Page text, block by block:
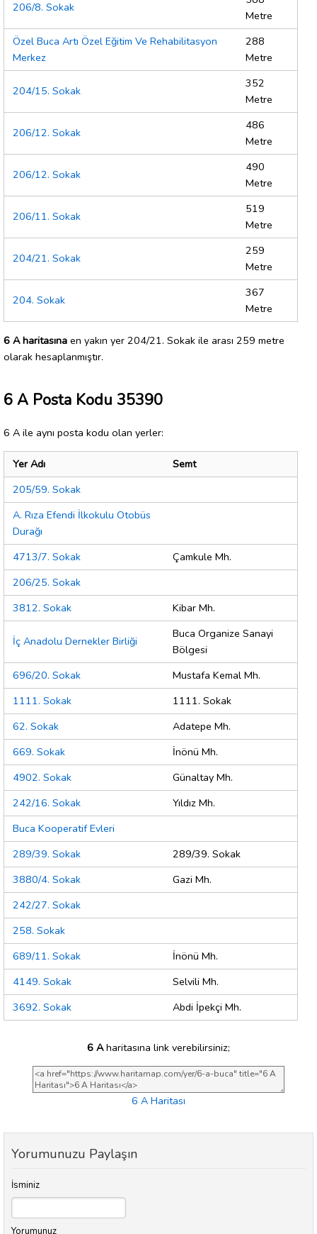
206/8. Sokak
Metre
Özel Buca Artı Özel Eğitim Ve Rehabilitasyon
Merkez
288
Metre
204/15. Sokak
352
Metre
206/12. Sokak
486
Metre
206/12. Sokak
490
Metre
206/11. Sokak
519
Metre
204/21. Sokak
259
Metre
204. Sokak
367
Metre
6 A haritasına en yakın yer 204/21. Sokak ile arası 259 metre
olarak hesaplanmıştır.
6 A Posta Kodu 35390
6 A ile aynı posta kodu olan yerler:
Yer Adı
Semt
205/59. Sokak
A. Rıza Efendi İlkokulu Otobüs
Durağı
4713/7. Sokak
Çamkule Mh.
206/25. Sokak
3812. Sokak
Kibar Mh.
İç Anadolu Dernekler Birliği
Buca Organize Sanayi
Bölgesi
696/20. Sokak
Mustafa Kemal Mh.
1111. Sokak
1111. Sokak
62. Sokak
Adatepe Mh.
669. Sokak
İnönü Mh.
4902. Sokak
Günaltay Mh.
242/16. Sokak
Yıldız Mh.
Buca Kooperatif Evleri
289/39. Sokak
289/39. Sokak
3880/4. Sokak
Gazi Mh.
242/27. Sokak
258. Sokak
689/11. Sokak
İnönü Mh.
4149. Sokak
Selvili Mh.
3692. Sokak
Abdi İpekçi Mh.
6 Aharitasına link verebilirsiniz;
6 A Haritası
Yorumunuzu Paylaşın
İsminiz
Yorumunuz